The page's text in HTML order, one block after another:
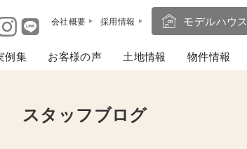
会社概要 採用情報 モデルハウス
例集 お客様の声 土地情報 物件情報
スタッフブログ